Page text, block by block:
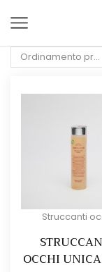
Struccanti
OCCHI